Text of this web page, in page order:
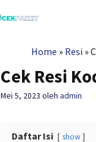
Home » Resi »
Cek Resi
Mei 5, 2023 oleh admin
Daftar Isi show